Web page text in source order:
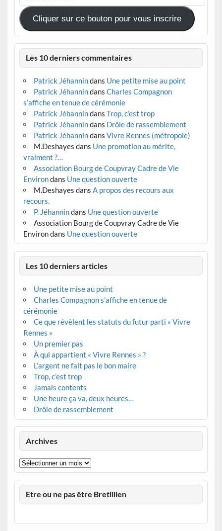
mail
Cliquer sur ce bouton pour vous inscrire
Les 10 derniers commentaires
Patrick Jéhannindans Une petite mise au point
Patrick Jéhannindans Charles Compagnon
s’affiche en tenue de cérémonie
Patrick Jéhannindans Trop, c’est trop
Patrick Jéhannindans Drôle de rassemblement
Patrick Jéhannindans Vivre Rennes (métropole)
M.Deshayes dans Une promotion au mérite,
vraiment ?…
Association Bourg de Coupvray Cadre de Vie
Environdans Une question ouverte
M.Deshayes dans A propos des recours aux
recours.
P. Jéhannindans Une question ouverte
Association Bourg de Coupvray Cadre de Vie
Environdans Une question ouverte
Les 10 derniers articles
Une petite mise au point
Charles Compagnon s’affiche en tenue de
cérémonie
Ce que révèlent les statuts du futur parti « Vivre
Rennes »
Un premier pas
À qui appartient « Vivre Rennes » ?
L’argent ne fait pas le bon maire
Trop, c’est trop
Jamais contents
Une heure ça va, deux heures…
Drôle de rassemblement
Archives
Archives
Etre ou ne pas être Bretillien